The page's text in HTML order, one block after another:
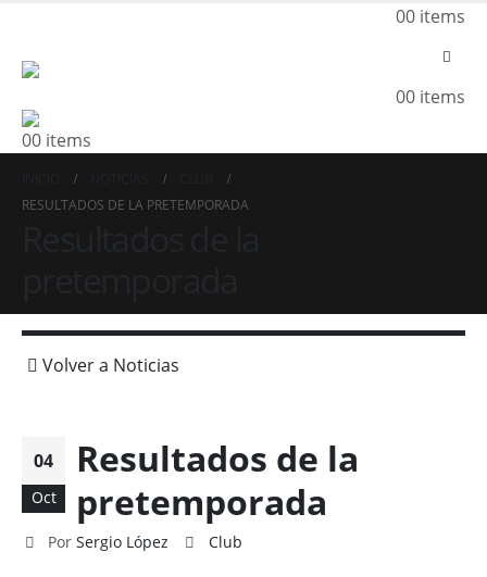
00 items
00 items
00 items
RESULTADOS DE LA PRETEMPORADA
Volver a Noticias
04
Oct
Resultados de la
pretemporada
Por Sergio López Club